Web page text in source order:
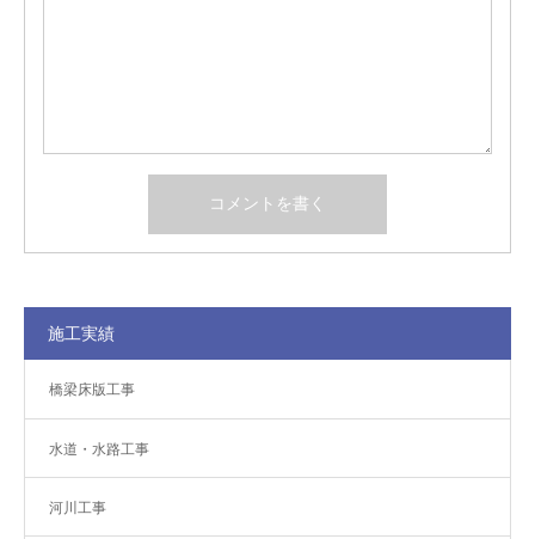
施工実績
橋梁床版工事
水道・水路工事
河川工事